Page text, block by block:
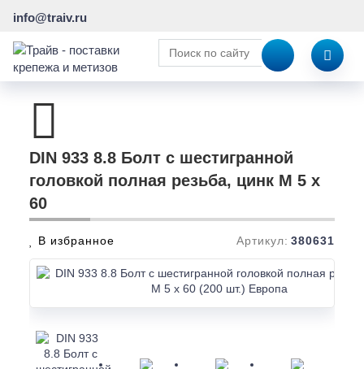
info@traiv.ru
DIN 933 8.8 Болт с шестигранной
головкой полная резьба, цинк M 5 x
60
В избранное Артикул: 380631